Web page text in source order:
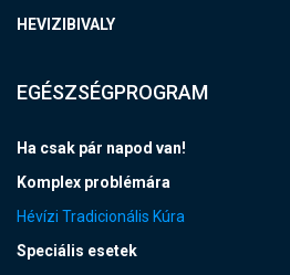
HEVIZIBIVALY
EGÉSZSÉGPROGRAM
Ha csak pár napod van!
Komplex problémára
Hévízi Tradicionális Kúra
Speciális esetek